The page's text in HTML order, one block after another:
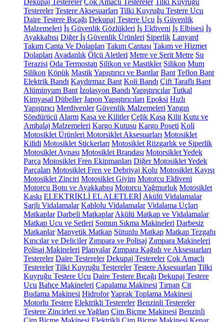
Dekupaj Testereler Çok Amaçlı Testereler Tilki Kuyruğu
Testereler Testere Aksesuarları Tilki Kuyruğu Testere Ucu
Daire Testere Bıçağı Dekupaj Testere Ucu İş Güvenlik
Malzemeleri İş Güvenlik Gözlükleri İş Eldiveni İş Elbisesi İş
Ayakkabısı Diğer İş Güvenlik Ürünleri Siperlik Lanyard
Takım Çanta Ve Dolapları Takım Çantası Takım ve Hizmet
Dolapları Avadanlık Ölçü Aletleri Metre ve Şerit Metre Su
Terazisi Oda Termostatı Silikon ve Mastikler Silikon Mum
Silikon Köpük MastikYapıştırıcı ve Bantlar Bant Teflon Bant
Elektrik Bandı Kaydırmaz Bant Koli Bandı Çift Taraflı Bant
Alüminyum Bant İzolasyon Bandı Yapıştırıcılar Tutkal
Kimyasal Dübeller Japon Yapıştırıcıları Epoksi Hızlı
Yapıştırıcı Merdivenler Güvenlik Malzemeleri Yangın
Söndürücü Alarm Kasa ve Kilitler Çelik Kasa Kilit Kutu ve
Ambalaj Malzemeleri Kargo Kutusu Kargo Poşeti Koli
Motosiklet Ürünleri Motorsiklet Aksesuarları Motosiklet
Kilidi Motosiklet Stickerları Motosiklet Rüzgarlık ve Siperlik
Motosiklet Aynası Motosiklet Brandası Motorsiklet Yedek
Parça Motosiklet Fren Ekipmanları Diğer Motosiklet Yedek
Parçaları Motosiklet Fren ve Debriyaj Kolu Motosiklet Kayışı
Motosiklet Zinciri Motosiklet Giyim Motorcu Eldiveni
Motorcu Botu ve Ayakkabısı Motorcu Yağmurluk Motosiklet
Kaskı ELEKTRİKLİ EL ALETLERİ Akülü Vidalamalar
Şarjlı Vidalamalar Kablolu Vidalamalar Vidalama Uçları
Matkaplar Darbeli Matkaplar Akülü Matkap ve Vidalamalar
Matkap Ucu ve Setleri Somun Sıkma Makineleri Darbesiz
Matkaplar Manyetik Matkap Sütunlu Matkap Matkap Tezgahı
Kırıcılar ve Deliciler Zımpara ve Polisaj Zımpara Makineleri
Polisaj Makineleri Planyalar Zımpara Kağıdı ve Aksesuarları
Testereler Daire Testereler Dekupaj Testereler Çok Amaçlı
Testereler Tilki Kuyruğu Testereler Testere Aksesuarları Tilki
Kuyruğu Testere Ucu Daire Testere Bıçağı Dekupaj Testere
Ucu Bahçe Makineleri Çapalama Makinesi Tırpan Çit
Budama Makinesi HidroforYaprak Toplama Makinesi
Motorlu Testere Elektrikli Testereler Benzinli Testereler
Testere Zincirleri ve Yağları Çim Biçme Makinesi Benzinli
Çim Biçme Makinesi Elektrikli Çim Biçme Makinesi Kenar